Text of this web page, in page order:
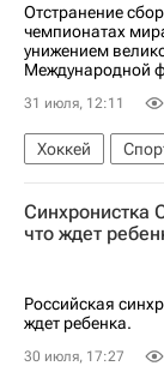
Отстранение
чемпионатах
унижением
Международной
31 июля, 12:11
Хоккей
Вячеслав
Международная
Синхронистка
что ждет
Российская
ждет ребенка.
30 июля, 17:27